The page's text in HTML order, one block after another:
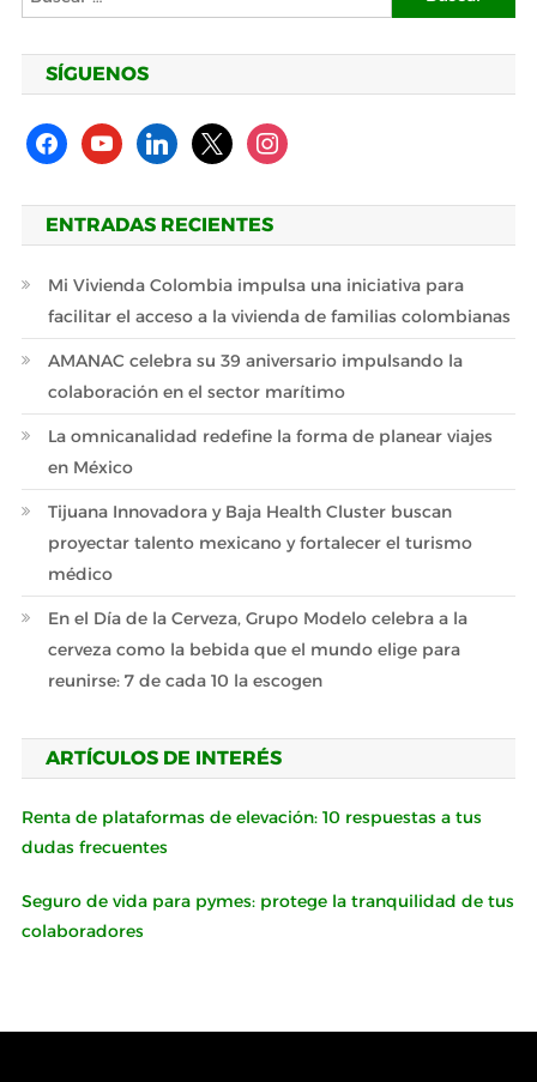
SÍGUENOS
facebookyoutubelinkedin
x instagram
ENTRADAS RECIENTES
Mi Vivienda Colombia impulsa una iniciativa para
facilitar el acceso a la vivienda de familias colombianas
AMANAC celebra su 39 aniversario impulsando la
colaboración en el sector marítimo
La omnicanalidad redefine la forma de planear viajes
en México
Tijuana Innovadora y Baja Health Cluster buscan
proyectar talento mexicano y fortalecer el turismo
médico
En el Día de la Cerveza, Grupo Modelo celebra a la
cerveza como la bebida que el mundo elige para
reunirse: 7 de cada 10 la escogen
ARTÍCULOS DE INTERÉS
Renta de plataformas de elevación: 10 respuestas a tus
dudas frecuentes
Seguro de vida para pymes: protege la tranquilidad de tus
colaboradores